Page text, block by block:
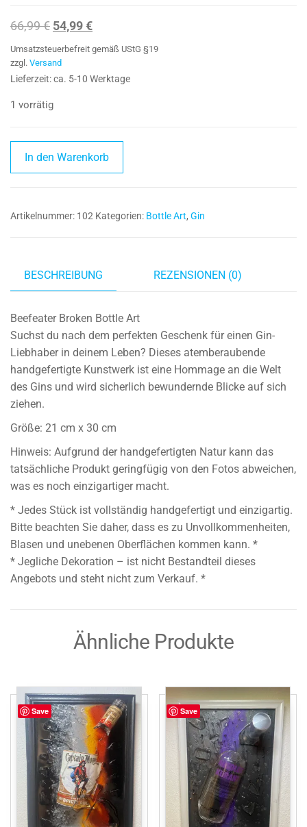
66,99€ Ursprünglicher
Preis
war:
66,99 €
54,99€Aktueller
Preis
54,99 €.
Umsatzsteuerbefreit gemäß UStG §19
zzgl. Versand
Lieferzeit: ca. 5-10 Werktage
1 vorrätig
I
Bilderrahmen
Menge
In den Warenkorb
Artikelnummer: 102 Kategorien: Bottle Art, Gin
BESCHREIBUNG REZENSIONEN (0)
Beefeater Broken Bottle Art
Suchst du nach dem perfekten Geschenk für einen Gin-
Liebhaber in deinem Leben? Dieses atemberaubende
handgefertigte Kunstwerk ist eine Hommage an die Welt
des Gins und wird sicherlich bewundernde Blicke auf sich
ziehen.
Größe: 21 cm x 30 cm
Hinweis: Aufgrund der handgefertigten Natur kann das
tatsächliche Produkt geringfügig von den Fotos abweichen,
was es noch einzigartiger macht.
* Jedes Stück ist vollständig handgefertigt und einzigartig.
Bitte beachten Sie daher, dass es zu Unvollkommenheiten,
Blasen und unebenen Oberflächen kommen kann. *
* Jegliche Dekoration – ist nicht Bestandteil dieses
Angebots und steht nicht zum Verkauf. *
Ähnliche Produkte
Save Save